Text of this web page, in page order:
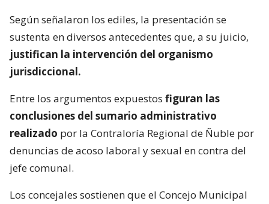
Según señalaron los ediles, la presentación se
sustenta en diversos antecedentes que, a su juicio,
justifican la intervención del organismo
jurisdiccional.
Entre los argumentos expuestos figuran las
conclusiones del sumario administrativo
realizado por la Contraloría Regional de Ñuble por
denuncias de acoso laboral y sexual en contra del
jefe comunal.
Los concejales sostienen que el Concejo Municipal